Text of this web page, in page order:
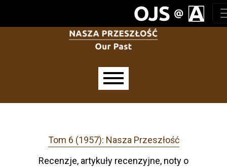
Tom 6 (1957): Nasza Przeszłość
Recenzje, artykuły recenzyjne, noty o